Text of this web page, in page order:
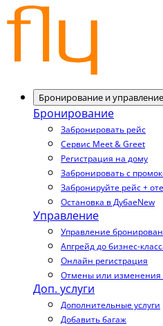
Бронирование и управление
Бронирование
Забронировать рейс
Сервис Meet & Greet
Регистрация на дому
Забронировать с
Забронируйте рейс +
Остановка в ДубаеNew
Управление
Управление
Апгрейд до бизнес-
Онлайн регистрация
Отмены или изменения
Доп. услуги
Дополнительные услуги
Добавить багаж